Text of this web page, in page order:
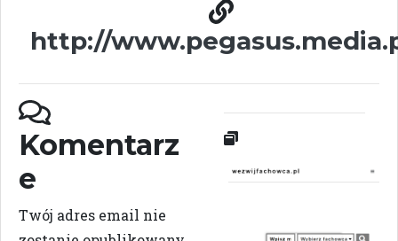
http://
Komentarz
e
Twój adres email nie